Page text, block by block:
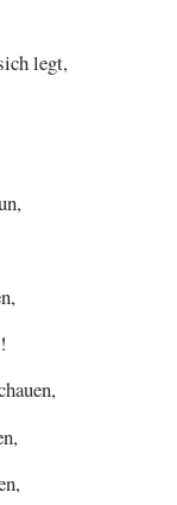
legt,